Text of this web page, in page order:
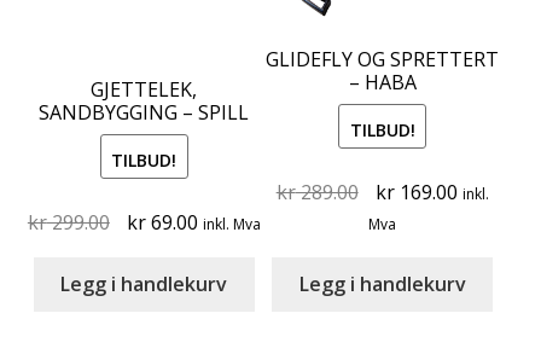
GJETTELEK,
SANDBYGGING – SPILL
TILBUD!
kr299.00
Original
was:
kr69.00Current
is:
inkl. Mva
Legg i handlekurv
GLIDEFLY OG SPRETTERT
– HABA
TILBUD!
kr289.00
Original
price
kr 289.00.
kr169.00Current
kr 169.00.
inkl.
Mva
Legg i handlekurv